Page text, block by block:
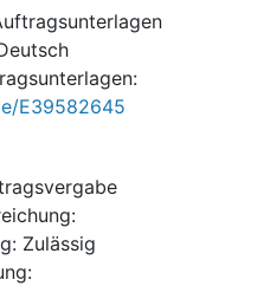
:
E39582645
:
: Zulässig
: